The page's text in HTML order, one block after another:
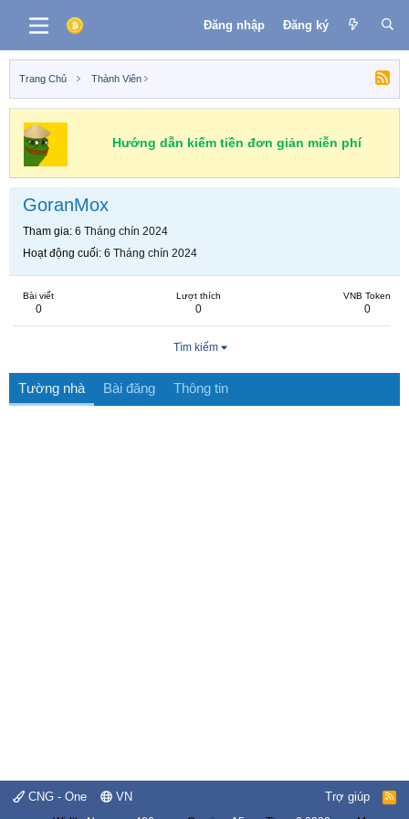
Đăng nhập Đăng ký
Trang Chủ Thành Viên
Hướng dẫn kiếm tiền đơn giản miễn phí
GoranMox
Tham gia 6 Tháng chín 2024
Hoạt động cuối 6 Tháng chín 2024
Bài viết
0
Lượt thích
0
VNB Token
0
Tìm kiếm
Tường nhà Bài đăng Thông tin
CNG - One VN Trợ giúp
R